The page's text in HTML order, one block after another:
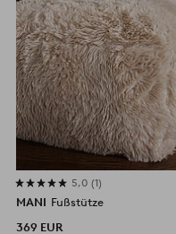
5,0 1
MANI Fußstütze
369 EUR